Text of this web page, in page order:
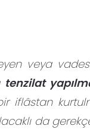
veya
tenzilat
iflâstan
da